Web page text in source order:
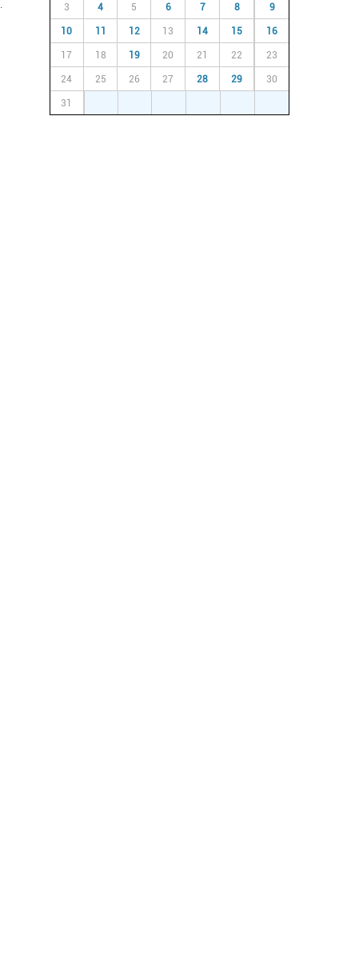
3 4 5 6 7 8 9
10 11 12 13 14 15 16
17 18 19 20 21 22 23
24 25 26 27 28 29 30
31